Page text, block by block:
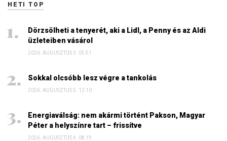
HETI TOP
Dörzsölheti a tenyerét, aki a Lidl, a Penny és az Aldi
üzleteiben vásárol
2026. AUGUSZTUS 3. 05:51
Sokkal olcsóbb lesz végre a tankolás
2026. AUGUSZTUS 5. 12:10
Energiaválság: nem akármi történt Pakson, Magyar
Péter a helyszínre tart – frissítve
2026. AUGUSZTUS 4. 08:19